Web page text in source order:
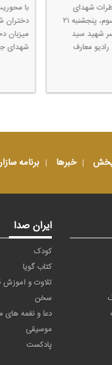
استان گلستان، در
گلستانِ ایران»،
از رادیو معارف به
خبرها برنامه
ایران صدا
کودک
کتاب گویا
تلاوت و آموزش
سخن
دعا و نغمه های
موسیقی
پادکست